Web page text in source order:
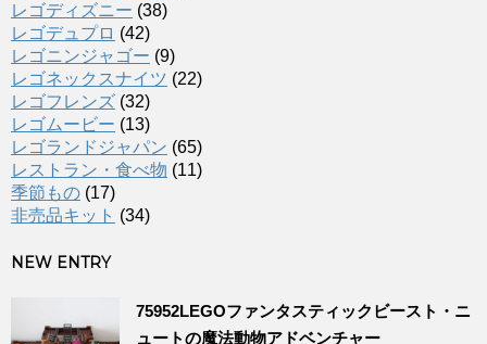
レゴディズニー (38)
レゴデュプロ (42)
レゴニンジャゴー (9)
レゴネックスナイツ (22)
レゴフレンズ (32)
レゴムービー (13)
レゴランドジャパン (65)
レストラン・食べ物 (11)
季節もの (17)
非売品キット (34)
NEW ENTRY
75952LEGOファンタスティックビースト・ニ
ュートの魔法動物アドベンチャー